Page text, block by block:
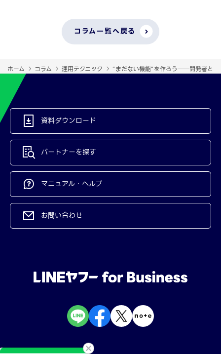
コラム一覧へ戻る
ホーム コラム 運用テクニック “まだない機能“を作ろう──開発者とス
資料ダウンロード
パートナーを探す
マニュアル・ヘルプ
お問い合わせ